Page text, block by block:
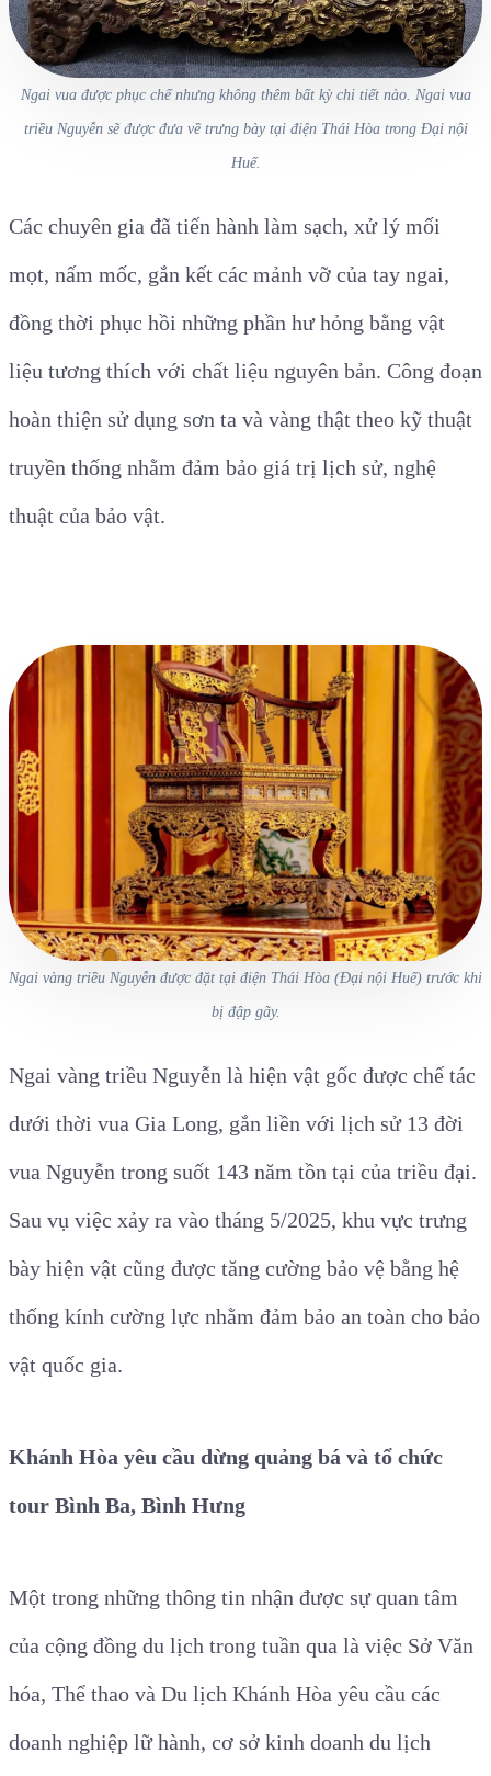
Ngai vua được phục chế nhưng không thêm bất kỳ chi tiết nào. Ngai vua
triều Nguyễn sẽ được đưa về trưng bày tại điện Thái Hòa trong Đại nội
Huế.
Các chuyên gia đã tiến hành làm sạch, xử lý mối
mọt, nấm mốc, gắn kết các mảnh vỡ của tay ngai,
đồng thời phục hồi những phần hư hỏng bằng vật
liệu tương thích với chất liệu nguyên bản. Công đoạn
hoàn thiện sử dụng sơn ta và vàng thật theo kỹ thuật
truyền thống nhằm đảm bảo giá trị lịch sử, nghệ
thuật của bảo vật.
Ngai vàng triều Nguyễn được đặt tại điện Thái Hòa (Đại nội Huế) trước khi
bị đập gãy.
Ngai vàng triều Nguyễn là hiện vật gốc được chế tác
dưới thời vua Gia Long, gắn liền với lịch sử 13 đời
vua Nguyễn trong suốt 143 năm tồn tại của triều đại.
Sau vụ việc xảy ra vào tháng 5/2025, khu vực trưng
bày hiện vật cũng được tăng cường bảo vệ bằng hệ
thống kính cường lực nhằm đảm bảo an toàn cho bảo
vật quốc gia.
Khánh Hòa yêu cầu dừng quảng bá và tổ chức
tour Bình Ba, Bình Hưng
Một trong những thông tin nhận được sự quan tâm
của cộng đồng du lịch trong tuần qua là việc Sở Văn
hóa, Thể thao và Du lịch Khánh Hòa yêu cầu các
doanh nghiệp lữ hành, cơ sở kinh doanh du lịch